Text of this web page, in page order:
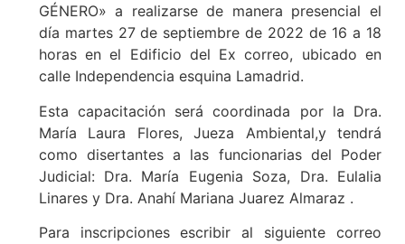
GÉNERO» a realizarse de manera presencial el
día martes 27 de septiembre de 2022 de 16 a 18
horas en el Edificio del Ex correo, ubicado en
calle Independencia esquina Lamadrid.
Esta capacitación será coordinada por la Dra.
María Laura Flores, Jueza Ambiental,y tendrá
como disertantes a las funcionarias del Poder
Judicial: Dra. María Eugenia Soza, Dra. Eulalia
Linares y Dra. Anahí Mariana Juarez Almaraz .
Para inscripciones escribir al siguiente correo